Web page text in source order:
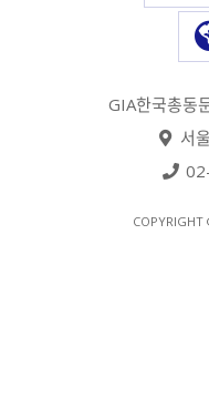
GIA한국총동
서
COPYRIGHT